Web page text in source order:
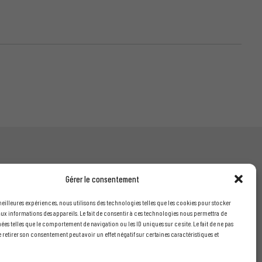
Gérer le consentement
expériences, nous utilisons des technologies telles que les cookies pour stocker
informations des appareils. Le fait de consentir à ces technologies nous permettra de
telles que le comportement de navigation ou les ID uniques sur ce site. Le fait de ne pas
retirer son consentement peut avoir un effet négatif sur certaines caractéristiques et
INFORMATIONS LÉGALES
Mentions légales
Conditions générales de vente